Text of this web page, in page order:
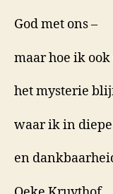
God met ons –
maar hoe ik
het mysterie
waar ik in
en